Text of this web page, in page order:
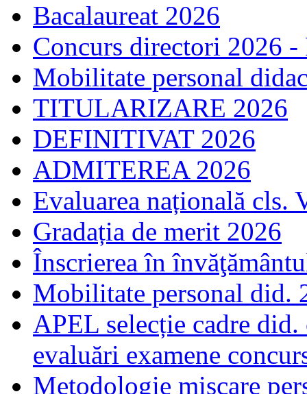
Bacalaureat 2026
Concurs directori 2026 -
Mobilitate personal
TITULARIZARE 2026
DEFINITIVAT 2026
ADMITEREA 2026
Evaluarea națională cls.
Gradația de merit 2026
Înscrierea în
Mobilitate personal did.
APEL selecție cadre
evaluări examene
Metodologie mișcare